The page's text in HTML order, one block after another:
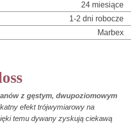
24 miesiące
1-2 dni robocze
Marbex
z gęstym, dwupoziomowym
efekt trójwymiarowy na
temu dywany zyskują ciekawą